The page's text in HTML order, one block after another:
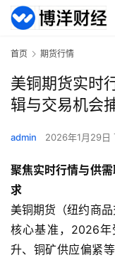
首页 期货行情
美铜期货实时
辑与交易机会
admin 2026年1月29日
聚焦实时行情与供
求
美铜期货（纽约商
核心基准，2026年
升、铜矿供应偏紧